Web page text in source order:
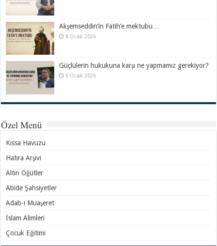
Akşemseddin’in Fatih’e mektubu…
8 Ocak 2026
Güçlülerin hukukuna karşı ne yapmamız gerekiyor?
6 Ocak 2026
Özel Menü
Kıssa Havuzu
Hatıra Arşivi
Altın Öğütler
Abide Şahsiyetler
Adab-ı Muaşeret
İslam Alimleri
Çocuk Eğitimi